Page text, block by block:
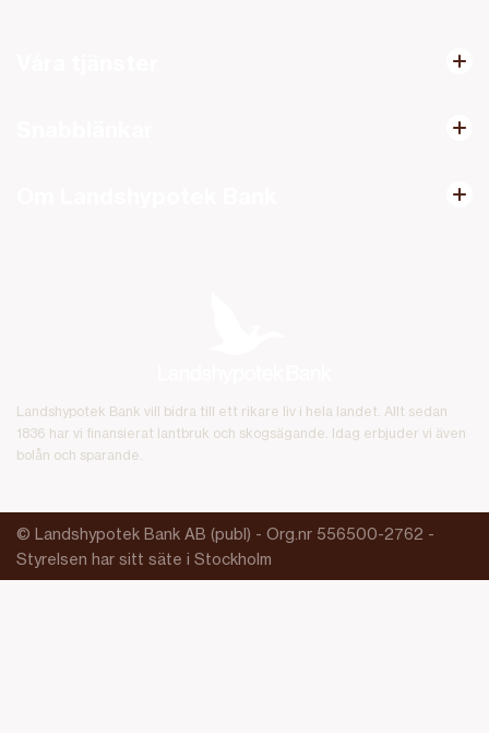
Landshypotek Bank vill bidra till ett rikare liv i hela landet. Allt sedan
1836 har vi finansierat lantbruk och skogsägande. Idag erbjuder vi även
bolån och sparande.
© Landshypotek Bank AB (publ) - Org.nr 556500-2762 -
Styrelsen har sitt säte i Stockholm